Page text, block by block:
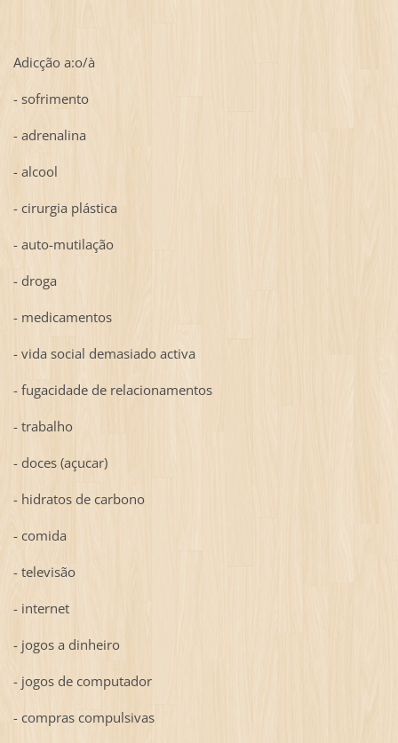
Adicção a:o/à
- sofrimento
- adrenalina
- alcool
- cirurgia plástica
- auto-mutilação
- droga
- medicamentos
- vida social demasiado activa
- fugacidade de relacionamentos
- trabalho
- doces (açucar)
- hidratos de carbono
- comida
- televisão
- internet
- jogos a dinheiro
- jogos de computador
- compras compulsivas